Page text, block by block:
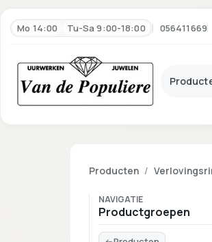
Mo 14:00 Tu-Sa 9:00-18:00 056411669
Producten
NAVIGATIE
Productgroepen